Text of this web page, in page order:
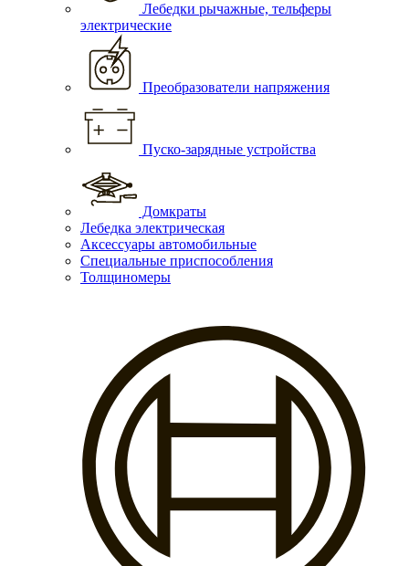
Лебедки рычажные, тельферы
электрические
Преобразователи напряжения
Пуско-зарядные устройства
Домкраты
Лебедка электрическая
Аксессуары автомобильные
Специальные приспособления
Толщиномеры